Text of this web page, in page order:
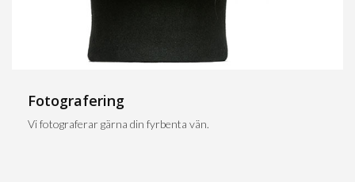
Fotografering
Vi fotograferar gärna din fyrbenta vän.